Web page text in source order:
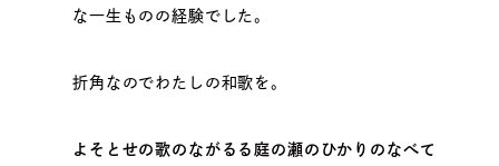
な一生ものの経験でした。
折角なのでわたしの和歌を。
よそとせの歌のながるる庭の瀬のひかりのなべて